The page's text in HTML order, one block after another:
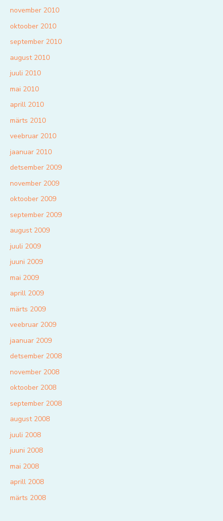
november 2010
oktoober 2010
september 2010
august 2010
juuli 2010
mai 2010
aprill 2010
märts 2010
veebruar 2010
jaanuar 2010
detsember 2009
november 2009
oktoober 2009
september 2009
august 2009
juuli 2009
juuni 2009
mai 2009
aprill 2009
märts 2009
veebruar 2009
jaanuar 2009
detsember 2008
november 2008
oktoober 2008
september 2008
august 2008
juuli 2008
juuni 2008
mai 2008
aprill 2008
märts 2008